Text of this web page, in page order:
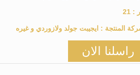
:
21
المنتجة : ايجيبت جولد ولازوردي و غيره
راسلنا الان